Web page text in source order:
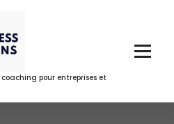
pour entreprises et